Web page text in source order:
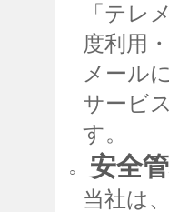
「テレ
度利用
メール
サービ
す。
○ 安全
当社は